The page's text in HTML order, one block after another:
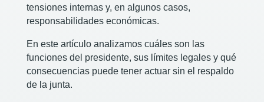
tensiones internas y, en algunos casos,
responsabilidades económicas.
En este artículo analizamos cuáles son las
funciones del presidente, sus límites legales y qué
consecuencias puede tener actuar sin el respaldo
de la junta.